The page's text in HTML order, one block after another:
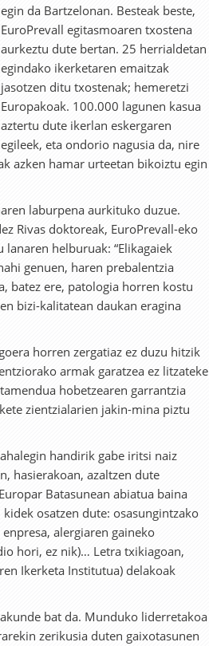
egin da Bartzelonan. Besteak beste,
EuroPrevall egitasmoaren txostena
aurkeztu dute bertan. 25 herrialdetan
egindako ikerketaren emaitzak
jasotzen ditu txostenak; hemeretzi
Europakoak. 100.000 lagunen kasua
aztertu dute ikerlan eskergaren
egileek, eta ondorio nagusia da, nire
azken hamar urteetan bikoiztu egin
laburpena aurkituko duzue.
Rivas doktoreak, EuroPrevall-eko
helburuak: “Elikagaiek
genuen, haren prebalentzia
batez ere, patologia horren kostu
bizi-kalitatean daukan eragina
horren zergatiaz ez duzu hitzik
armak garatzea ez litzateke
hobetzearen garrantzia
zientzialarien jakin-mina piztu
handirik gabe iritsi naiz
hasierakoan, azaltzen dute
Batasunean abiatua baina
osatzen dute: osasungintzako
alergiaren gaineko
hori, ez nik)… Letra txikiagoan,
Ikerketa Institutua) delakoak
bat da. Munduko liderretakoa
zerikusia duten gaixotasunen